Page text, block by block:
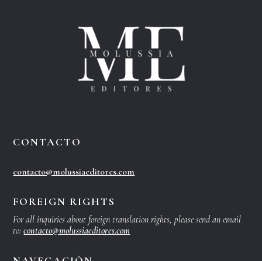
CONTACTO
contacto@molussiaeditores.com
FOREIGN RIGHTS
For all inquiries about foreign translation rights, please send an email
to:contacto@molussiaeditores.com